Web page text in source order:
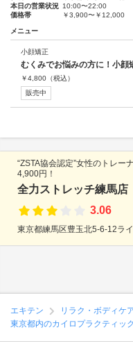
本日の営業状況 10:00〜22:00
価格帯
￥3,900〜￥12,000
メニュー
小顔矯正
むくみでお悩みの方に！小
￥4,800 （税込）
販売中
“ZSTA協会認定”女性のトレー
4,900円！
全力ストレッチ練馬店
3.06
東京都練馬区豊玉北5-6-12ラ
エキテン リラク・ボディケ
東京都内のカイロプラクティック